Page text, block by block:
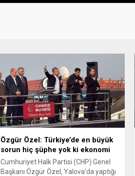
Özgür Özel: Türkiye’de en büyük
sorun hiç şüphe yok ki ekonomi
Cumhuriyet Halk Partisi (CHP) Genel
Başkanı Özgür Özel, Yalova'da yaptığı